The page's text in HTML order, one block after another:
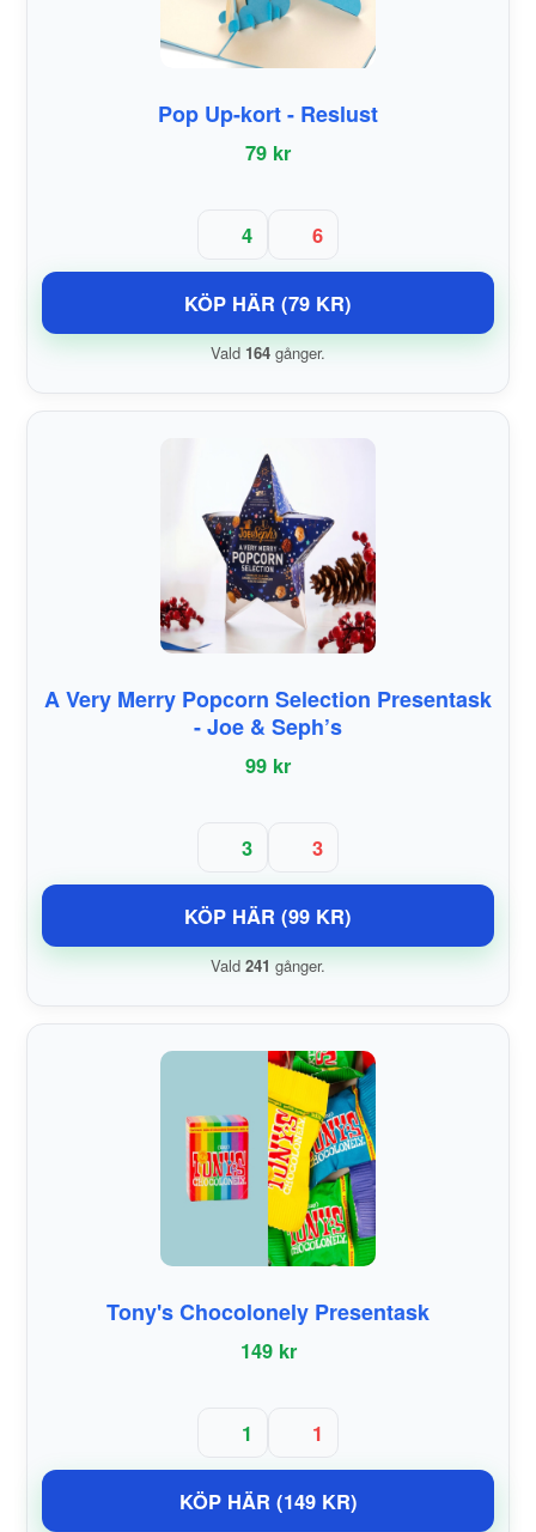
Pop Up-kort - Reslust
79 kr
4 6
KÖP HÄR (79 KR)
Vald 164 gånger.
A Very Merry Popcorn Selection Presentask
- Joe & Seph’s
99 kr
3 3
KÖP HÄR (99 KR)
Vald 241 gånger.
Tony's Chocolonely Presentask
149 kr
1 1
KÖP HÄR (149 KR)